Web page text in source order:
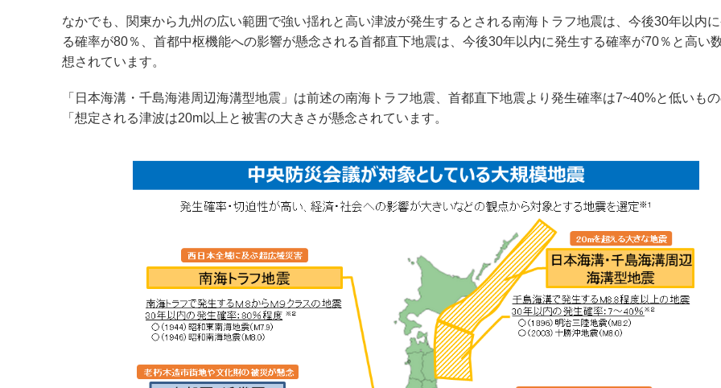
なかでも、関東から九州の広い範囲で強い揺れと高い津波が発生するとされる南海トラフ地震は、今後30年以内
る確率が80％、首都中枢機能への影響が懸念される首都直下地震は、今後30年以内に発生する確率が70％と高い
想されています。
「日本海溝・千島海港周辺海溝型地震」は前述の南海トラフ地震、首都直下地震より発生確率は7~40%と低いも
「想定される津波は20m以上と被害の大きさが懸念されています。